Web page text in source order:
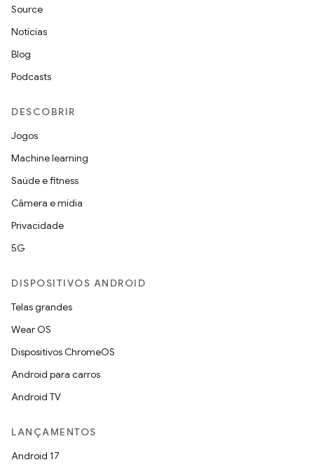
Source
Notícias
Blog
Podcasts
DESCOBRIR
Jogos
Machine learning
Saúde e fitness
Câmera e mídia
Privacidade
5G
DISPOSITIVOS ANDROID
Telas grandes
Wear OS
Dispositivos ChromeOS
Android para carros
Android TV
LANÇAMENTOS
Android 17